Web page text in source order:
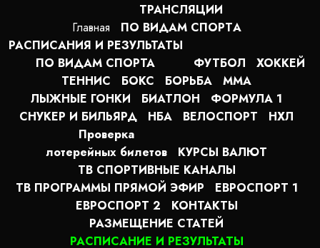
Главная
ТРАНСЛЯЦИИ
ПО ВИДАМ СПОРТA
РАСПИСАНИЯ И РЕЗУЛЬТАТЫ
ПО ВИДАМ СПОРТА
ФУТБОЛ
ХОККЕЙ
ТЕННИС
БОКС БОРЬБА
MMA
ЛЫЖНЫЕ ГОНКИ
БИАТЛОН
ФОРМУЛА 1
СНУКЕР И БИЛЬЯРД
НБА ВЕЛОСПОРТ
НХЛ
Проверка
лотерейных билетов
КУРСЫ ВАЛЮТ
ТВ СПОРТИВНЫЕ КАНАЛЫ
ТВ ПРОГРАММЫ ПРЯМОЙ ЭФИР
ЕВРОСПОРТ 1
ЕВРОСПОРТ 2
КОНТАКТЫ
РАЗМЕЩЕНИЕ СТАТЕЙ
РАСПИСАНИЕ И РЕЗУЛЬТАТЫ